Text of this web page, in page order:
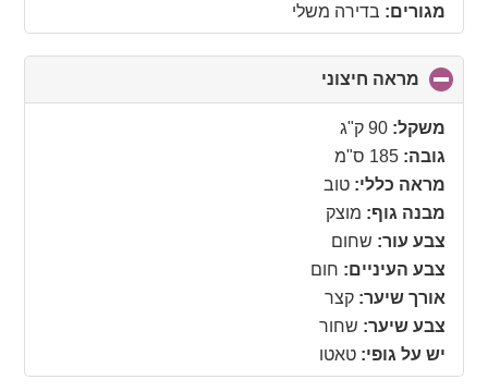
מגורים: בדירה משלי
מראה חיצוני
to
משקל: 90 ק"ג
גובה: 185 ס"מ
מראה כללי: טוב
מבנה גוף: מוצק
צבע עור: שחום
צבע העיניים: חום
אורך שיער: קצר
צבע שיער: שחור
יש על גופי: טאטו